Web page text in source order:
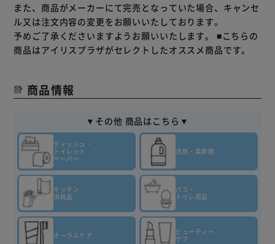
また、商品がメーカーにて完売となっていた場合、キャンセ
ル又は注文内容の変更をお願いいたしております。
予めご了承くださいますようお願いいたします。 ■こちらの
商品はアイリスプラザがセレクトしたオススメ商品です。
商品情報
▼その他 商品はこちら▼
ティッシュ・
トイレット
ペーパー
洗剤・柔軟剤
キッチン
消耗品
バス・
トイレ用品
オーラルケア
ビューティー
ケア